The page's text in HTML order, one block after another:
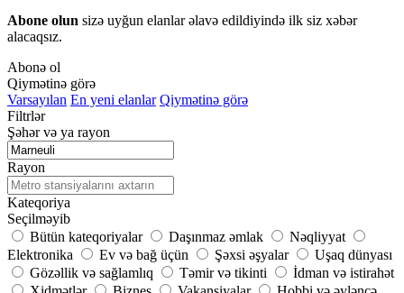
Abone olun sizə uyğun elanlar əlavə edildiyində ilk siz xəbər
alacaqsız.
Abonə ol
Qiymətinə görə
Varsayılan En yeni elanlar Qiymətinə görə
Filtrlər
Şəhər və ya rayon
Rayon
Kateqoriya
Seçilməyib
Bütün kateqoriyalar
Daşınmaz əmlak
Nəqliyyat
Elektronika
Ev və bağ üçün Şəxsi əşyalar
Uşaq dünyası
Gözəllik və sağlamlıq
Təmir və tikinti
İdman və istirahət